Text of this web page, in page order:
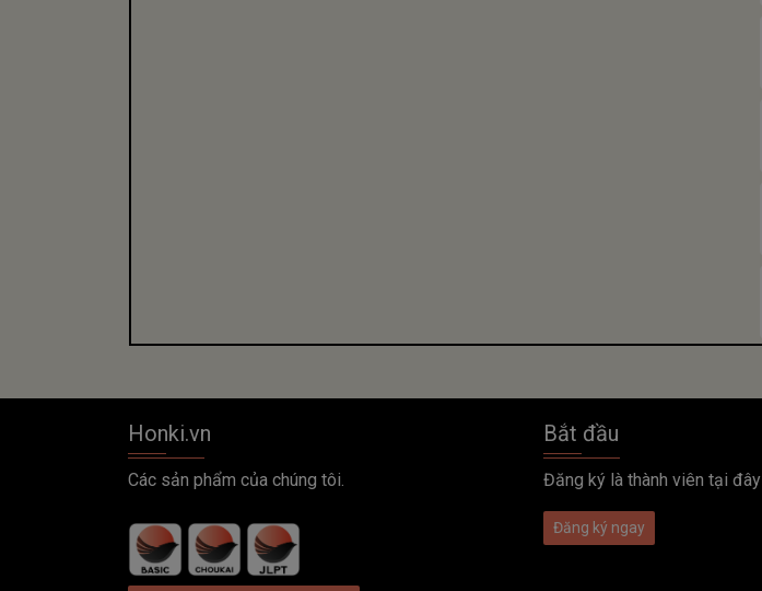
Honki.vn
Các sản phẩm của chúng tôi.
Bắt đầu
Đăng ký là thành viên tại đây
Đăng ký ngay